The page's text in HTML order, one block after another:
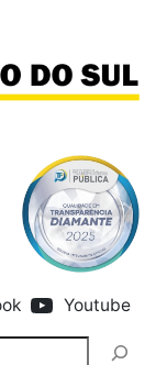
Youtube